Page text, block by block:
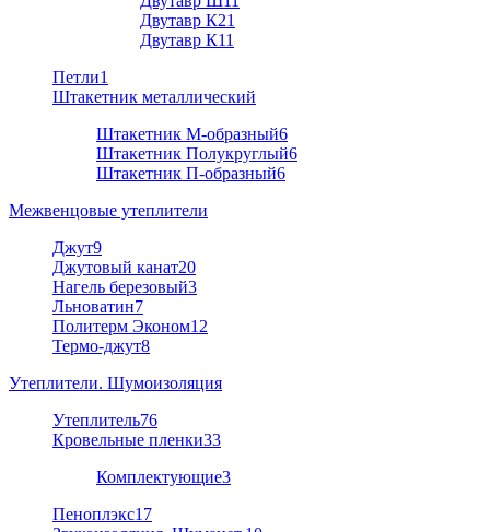
Двутавр К21
Двутавр К11
Петли1
Штакетник металлический
Штакетник М-образный6
Штакетник Полукруглый6
Штакетник П-образный6
Межвенцовые утеплители
Джут9
Джутовый канат20
Нагель березовый3
Льноватин7
Политерм Эконом12
Термо-джут8
Утеплители. Шумоизоляция
Утеплитель76
Кровельные пленки33
Комплектующие3
Пеноплэкс17